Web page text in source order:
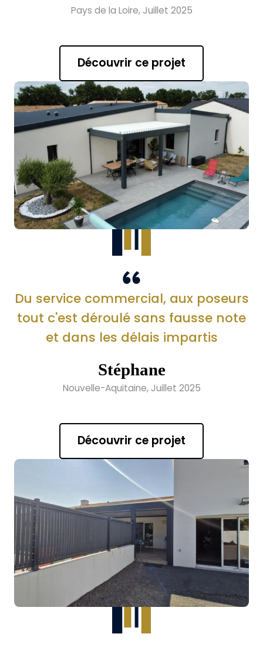
Pays de la Loire, Juillet 2025
Découvrir ce projet
Du service commercial, aux poseurs
tout c'est déroulé sans fausse note
et dans les délais impartis
Stéphane
Nouvelle-Aquitaine, Juillet 2025
Découvrir ce projet